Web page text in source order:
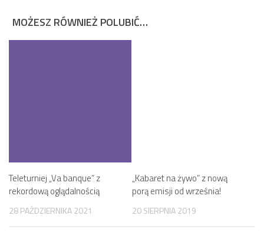
MOŻESZ RÓWNIEŻ POLUBIĆ…
Teleturniej „Va banque” z
rekordową oglądalnością
28 PAŹDZIERNIKA 2021
„Kabaret na żywo” z nową
porą emisji od września!
20 SIERPNIA 2019